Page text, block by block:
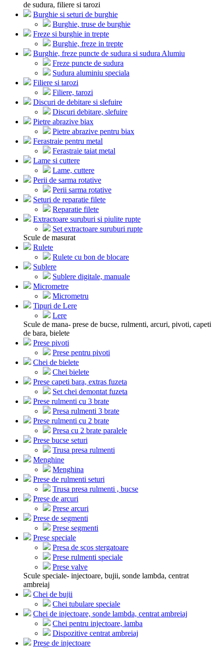
de sudura, filiere si tarozi
Burghie si seturi de burghie
Burghie, truse de burghie
Freze si burghie in trepte
Burghie, freze in trepte
Burghie, freze puncte de sudura si sudura Alumiu
Freze puncte de sudura
Sudura aluminiu speciala
Filiere si tarozi
Filiere, tarozi
Discuri de debitare si slefuire
Discuri debitare, slefuire
Pietre abrazive biax
Pietre abrazive pentru biax
Ferastraie pentru metal
Ferastraie taiat metal
Lame si cuttere
Lame, cuttere
Perii de sarma rotative
Perii sarma rotative
Seturi de reparatie filete
Reparatie filete
Extractoare suruburi si piulite rupte
Set extractoare suruburi rupte
Scule de masurat
Rulete
Rulete cu bon de blocare
Sublere
Sublere digitale, manuale
Micrometre
Micrometru
Tipuri de Lere
Lere
Scule de mana- prese de bucse, rulmenti, arcuri, pivoti, capeti
de bara, bielete
Prese pivoti
Prese pentru pivoti
Chei de bielete
Chei bielete
Prese capeti bara, extras fuzeta
Set chei demontat fuzeta
Prese rulmenti cu 3 brate
Presa rulmenti 3 brate
Prese rulmenti cu 2 brate
Presa cu 2 brate paralele
Prese bucse seturi
Trusa presa rulmenti
Menghine
Menghina
Prese de rulmenti seturi
Trusa presa rulmenti , bucse
Prese de arcuri
Prese arcuri
Prese de segmenti
Prese segmenti
Prese speciale
Presa de scos stergatoare
Prese rulmenti speciale
Prese valve
Scule speciale- injectoare, bujii, sonde lambda, centrat
ambreiaj
Chei de bujii
Chei tubulare speciale
Chei de injectoare, sonde lambda, centrat ambreiaj
Chei pentru injectoare, lamba
Dispozitive centrat ambreiaj
Prese de injectoare